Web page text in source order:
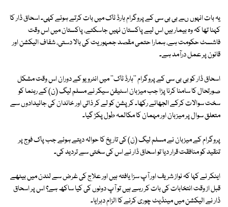
یہ بات انہوں ںے بی بی سی کے پروگرام ہارڈ ٹاک میں بات کرتے ہوئے کہی۔ اسحاق ڈار کا
کہنا تھا کہ وہ بیمار ہیں اس لیے پاکستان نہیں جاسکتے، پاکستان میں اس وقت
فاشسٹ حکومت ہے، ہمارا حتمی مقصد جمہوریت کی بالا دستی، شفاف الیکشن اور
قانون پر عمل درآمد ہے۔
اسحاق ڈار کو بی بی سی کے پروگرام ''ہارڈ ٹاک'' میں انٹرویو کے دوران اس وقت مشکل
صورتحال کا سامنا کرنا پڑا جب میزبان اسٹیفن سیکر نے مسلم لیگ (ن) کے رہنما کو
سخت سوالات کرکے الجھائے رکھا۔ کرپشن کو لے کر ذاتی اور خاندان کی جائیدادوں سے
متعلق سوال پر میزبان اور مہمان کا مکالمہ طول پکڑ گیا۔
پروگرام کے میزبان نے مسلم لیگ (ن) کی تاریخ کا حوالہ دیتے ہوئے جب پاک فوج پر
تنقید کو منافقت قرار دیا تو اسحاق ڈار نے اس کی سختی سے تردید کی۔
اینکر نے کہا کہ نواز شریف اور آپ سزا یافتہ ہیں اور علاج کی غرض سے لندن میں بیٹھے
قبل از وقت انتخابات کی بات کر رہے ہیں تو آپ دونوں کی کیا ساکھ ہے؟ اس پر اسحاق
ڈار نے الیکشن میں مینڈیٹ چوری کرنے کا الزام دہرایا۔